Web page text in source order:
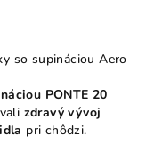
so supináciou Aero
PONTE 20
zdravý vývoj
pri chôdzi.